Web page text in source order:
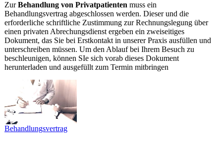
ZurBehandlung von Privatpatienten muss ein
Behandlungsvertrag abgeschlossen werden. Dieser und die
erforderliche schriftliche Zustimmung zur Rechnungslegung über
einen privaten Abrechungsdienst ergeben ein zweiseitiges
Dokument, das Sie bei Erstkontakt in unserer Praxis ausfüllen und
unterschreiben müssen. Um den Ablauf bei Ihrem Besuch zu
beschleunigen, können SIe sich vorab dieses Dokument
herunterladen und ausgefüllt zum Termin mitbringen
Behandlungsvertrag